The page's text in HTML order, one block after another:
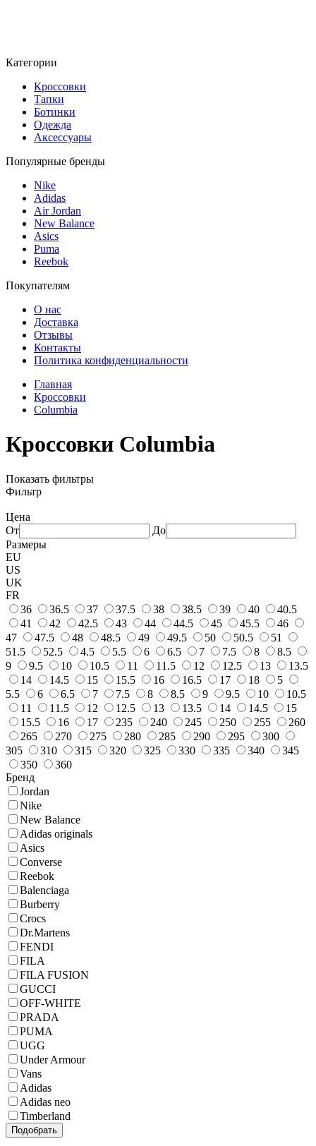
Категории
Кроссовки
Тапки
Ботинки
Одежда
Аксессуары
Популярные бренды
Nike
Adidas
Air Jordan
New Balance
Asics
Puma
Reebok
Покупателям
О нас
Доставка
Отзывы
Контакты
Политика конфиденциальности
Главная
Кроссовки
Columbia
Кроссовки Columbia
Показать фильтры
Фильтр
Цена
От
До
Размеры
EU
US
UK
FR
36
36.5 37 37.5 38 38.5 39 40
40.5
41
42 42.5 43 44 44.5 45 45.5
46
47
47.5 48 48.5 49 49.5 50 50.5
51
51.5
52.5 4.5 5.5 6 6.5 7 7.5 8
8.5
9
9.5 10 10.5 11 11.5 12 12.5 13
13.5
14
14.5 15 15.5 16 16.5 17 18
5
5.5
6 6.5 7 7.5 8 8.5 9 9.5 10
10.5
11
11.5 12 12.5 13 13.5 14 14.5
15
15.5
16 17 235 240 245 250 255
260
265
270 275 280 285 290 295
300
305
310 315 320 325 330 335 340
345
350
360
Бренд
Jordan
Nike
New Balance
Adidas originals
Asics
Converse
Reebok
Balenciaga
Burberry
Crocs
Dr.Martens
FENDI
FILA
FILA FUSION
GUCCI
OFF-WHITE
PRADA
PUMA
UGG
Under Armour
Vans
Adidas
Adidas neo
Timberland